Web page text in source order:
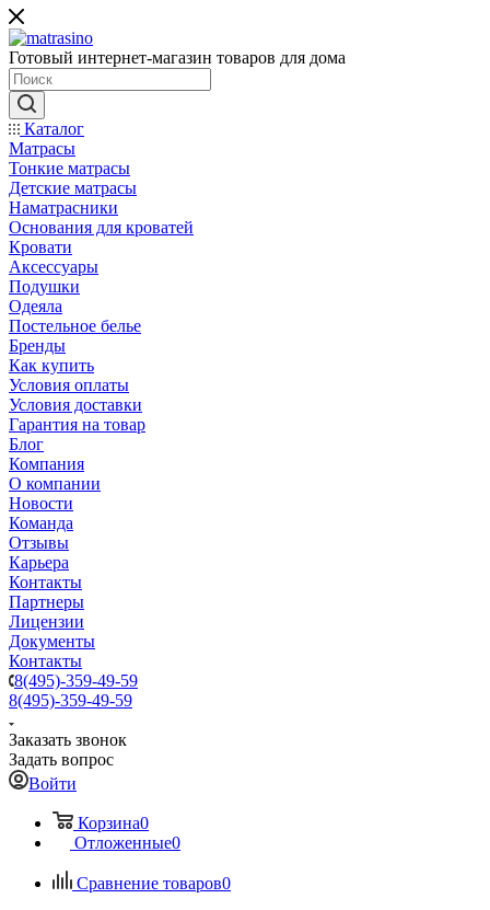
Готовый интернет-магазин товаров для дома
Каталог
Матрасы
Тонкие матрасы
Детские матрасы
Наматрасники
Основания для кроватей
Кровати
Аксессуары
Подушки
Одеяла
Постельное белье
Бренды
Как купить
Условия оплаты
Условия доставки
Гарантия на товар
Блог
Компания
О компании
Новости
Команда
Отзывы
Карьера
Контакты
Партнеры
Лицензии
Документы
Контакты
8(495)-359-49-59
8(495)-359-49-59
Заказать звонок
Задать вопрос
Войти
Корзина0
Отложенные0
Сравнение товаров0